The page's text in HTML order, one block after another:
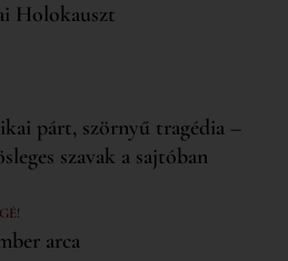
Holokauszt
párt, szörnyű tragédia –
szavak a sajtóban
arca